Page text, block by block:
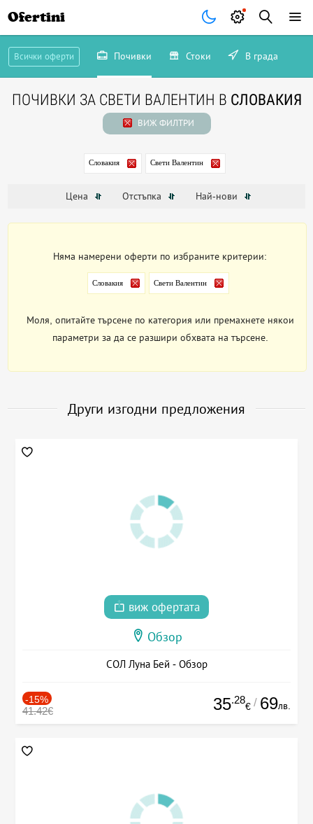
Ofertini
Всички оферти Почивки Стоки В града
ПОЧИВКИ ЗА СВЕТИ ВАЛЕНТИН В СЛОВАКИЯ
ВИЖ ФИЛТРИ
Словакия Свети Валентин
Цена Отстъпка Най-нови
Няма намерени оферти по избраните критерии:
Словакия Свети Валентин
Моля, опитайте търсене по категория или премахнете някои
параметри за да се разшири обхвата на търсене.
Други изгодни предложения
виж офертата
Обзор
СОЛ Луна Бей - Обзор
-15%
41.42€ 35.28
€ / 69лв.